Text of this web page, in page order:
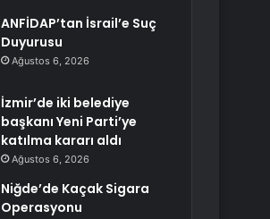
ANFİDAP’tan İsrail’e Suç
Duyurusu
Ağustos 6, 2026
İzmir’de iki belediye
başkanı Yeni Parti’ye
katılma kararı aldı
Ağustos 6, 2026
Niğde’de Kaçak Sigara
Operasyonu